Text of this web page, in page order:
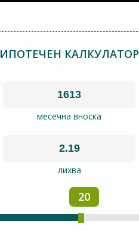
ИПОТЕЧЕН КАЛКУЛАТОР
месечна вноска
лихва
20